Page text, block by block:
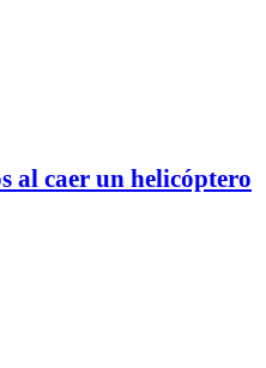
al caer un helicóptero